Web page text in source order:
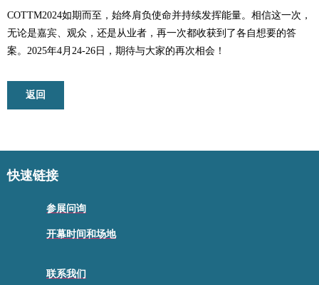
COTTM2024如期而至，始终肩负使命并持续发挥能量。相信这一次，
无论是嘉宾、观众，还是从业者，再一次都收获到了各自想要的答
案。​2025年4月24-26日，期待与大家的再次相会！
返回
快速链接
参展问询
开幕时间和场地
联系我们